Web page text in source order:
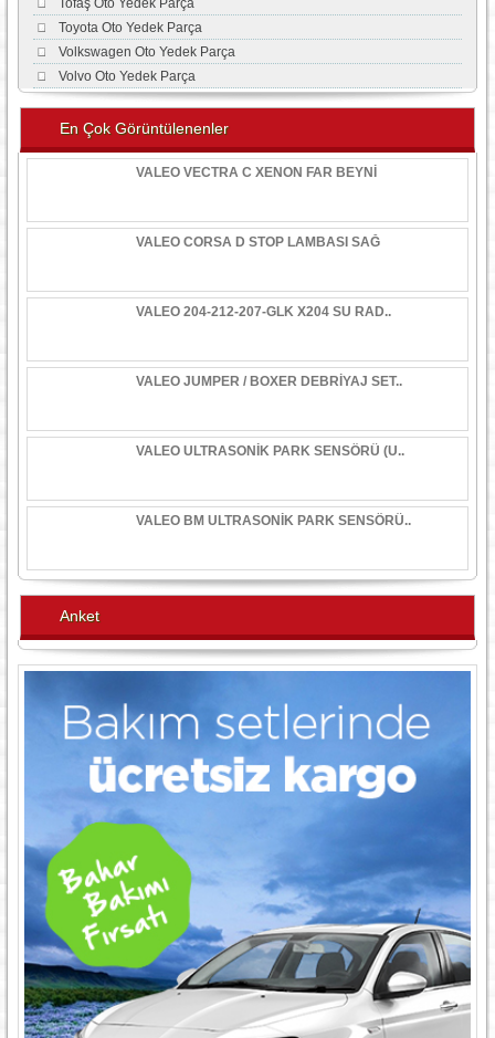
Tofaş Oto Yedek Parça
Toyota Oto Yedek Parça
Volkswagen Oto Yedek Parça
Volvo Oto Yedek Parça
En Çok Görüntülenenler
VALEO VECTRA C XENON FAR BEYNİ
VALEO CORSA D STOP LAMBASI SAĞ
VALEO 204-212-207-GLK X204 SU RAD..
VALEO JUMPER / BOXER DEBRİYAJ SET..
VALEO ULTRASONİK PARK SENSÖRÜ (U..
VALEO BM ULTRASONİK PARK SENSÖRÜ..
Anket